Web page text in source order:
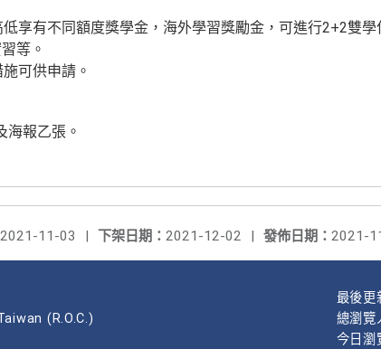
享有不同額度獎學金，海外學習獎勵金，可進行2+2雙學
等。
可供申請。
報乙張。
發佈日期： 2021-
下架日期： 2021-12-02 |
2021-11-03 |
(R.O.C.)
最後更
總瀏覽
今日瀏